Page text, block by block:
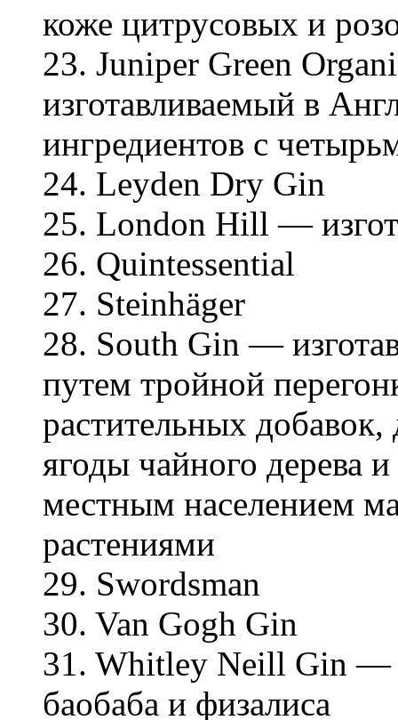
коже цитрусовых и
23. Juniper Green
изготавливаемый в
ингредиентов с
24. Leyden Dry Gin
25. London Hill —
26. Quintessential
27. Steinhäger
28. South Gin —
путем тройной
растительных
ягоды чайного дерева
местным населением
растениями
29. Swordsman
30. Van Gogh Gin
31. Whitley Neill Gin —
баобаба и физалиса